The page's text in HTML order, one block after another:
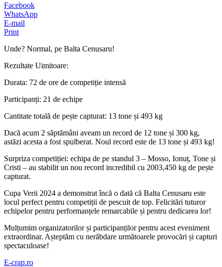
Facebook
WhatsApp
E-mail
Print
Unde? Normal, pe Balta Cenusaru!
Rezultate Uimitoare:
Durata: 72 de ore de competiție intensă
Participanți: 21 de echipe
Cantitate totală de pește capturat: 13 tone și 493 kg
Dacă acum 2 săptămâni aveam un record de 12 tone și 300 kg,
astăzi acesta a fost spulberat. Noul record este de 13 tone și 493 kg!
Surpriza competiției: echipa de pe standul 3 – Mosso, Ionuț, Tone și
Cristi – au stabilit un nou record incredibil cu 2003,450 kg de pește
capturat.
Cupa Verii 2024 a demonstrat încă o dată că Balta Cenusaru este
locul perfect pentru competiții de pescuit de top. Felicitări tuturor
echipelor pentru performanțele remarcabile și pentru dedicarea lor!
Mulțumim organizatorilor și participanților pentru acest eveniment
extraordinar. Așteptăm cu nerăbdare următoarele provocări și capturi
spectaculoase!
E-crap.ro